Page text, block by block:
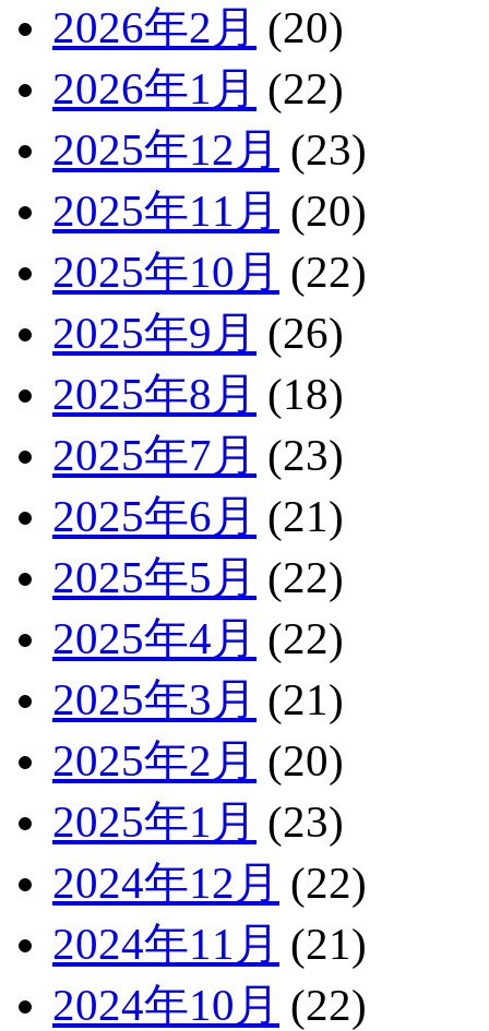
2026年2月 (20)
2026年1月 (22)
2025年12月 (23)
2025年11月 (20)
2025年10月 (22)
2025年9月 (26)
2025年8月 (18)
2025年7月 (23)
2025年6月 (21)
2025年5月 (22)
2025年4月 (22)
2025年3月 (21)
2025年2月 (20)
2025年1月 (23)
2024年12月 (22)
2024年11月 (21)
2024年10月 (22)